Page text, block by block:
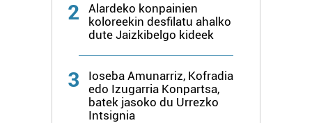
2
Alardeko konpainien
koloreekin desfilatu ahalko
dute Jaizkibelgo kideek
3
Ioseba Amunarriz, Kofradia
edo Izugarria Konpartsa,
batek jasoko du Urrezko
Intsignia